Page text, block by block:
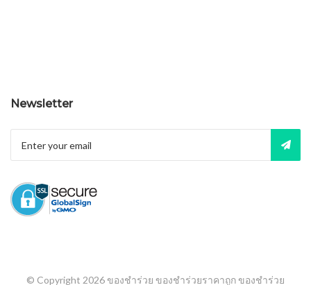
Newsletter
© Copyright 2026ของชำร่วย ของชำร่วยราคาถูก ของชำร่วย